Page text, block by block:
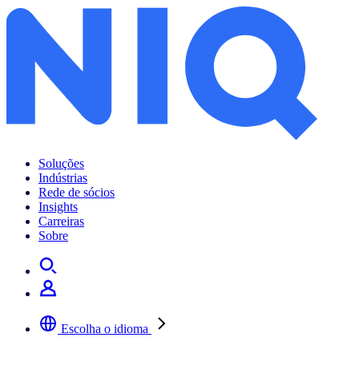
Soluções
Indústrias
Rede de sócios
Insights
Carreiras
Sobre
Escolha o idioma